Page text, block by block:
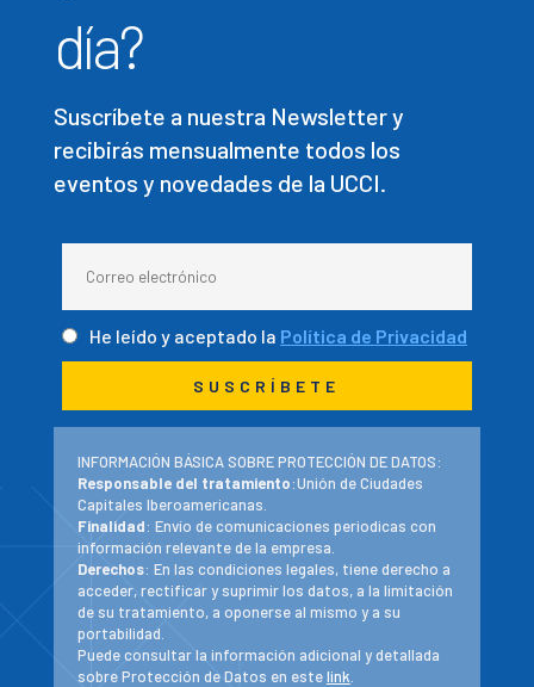
día?
Suscríbete a nuestra Newsletter y
recibirás mensualmente todos los
eventos y novedades de la UCCI.
He leído y aceptado la Política de Privacidad
INFORMACIÓN BÁSICA SOBRE PROTECCIÓN DE DATOS:
Responsable del tratamiento:Unión de Ciudades
Capitales Iberoamericanas.
Finalidad: Envío de comunicaciones periodicas con
información relevante de la empresa.
Derechos: En las condiciones legales, tiene derecho a
acceder, rectificar y suprimir los datos, a la limitación
de su tratamiento, a oponerse al mismo y a su
portabilidad.
Puede consultar la información adicional y detallada
sobre Protección de Datos en estelink